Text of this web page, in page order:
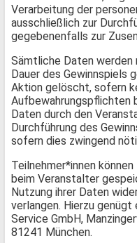
Verarbeitung der
ausschließlich zur
gegebenenfalls zur
Sämtliche Daten werden
Dauer des Gewinnspiels
Aktion gelöscht, sofern
Aufbewahrungspflichten
Daten durch den
Durchführung des
sofern dies zwingend
Teilnehmer*innen
beim Veranstalter
Nutzung ihrer Daten
verlangen. Hierzu
Service GmbH,
81241 München.